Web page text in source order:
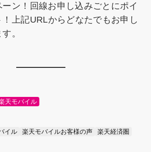
ン！回線お申し込みごとにポイ
上記URLからどなたでもお申し
。
天モバイル
イル 楽天モバイルお客様の声 楽天経済圏